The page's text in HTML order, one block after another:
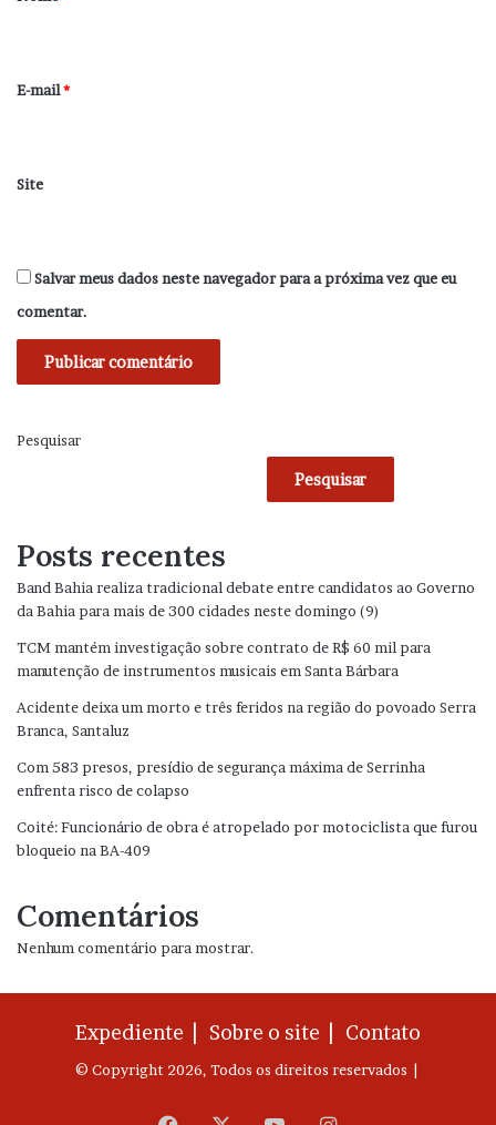
*
E-mail*
Site
Salvar meus dados neste navegador para a próxima vez que eu
comentar.
Pesquisar
Pesquisar
Posts recentes
Band Bahia realiza tradicional debate entre candidatos ao Governo
da Bahia para mais de 300 cidades neste domingo (9)
TCM mantém investigação sobre contrato de R$ 60 mil para
manutenção de instrumentos musicais em Santa Bárbara
Acidente deixa um morto e três feridos na região do povoado Serra
Branca, Santaluz
Com 583 presos, presídio de segurança máxima de Serrinha
enfrenta risco de colapso
Coité: Funcionário de obra é atropelado por motociclista que furou
bloqueio na BA-409
Comentários
Nenhum comentário para mostrar.
Expediente | Sobre o site | Contato
© Copyright 2026, Todos os direitos reservados |